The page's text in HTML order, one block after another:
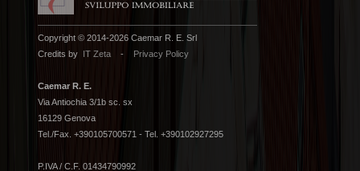
Copyright © 2014-2026 Caemar R. E. Srl
Credits by
IT Zeta- Privacy Policy
Caemar R. E.
Via Antiochia 3/1b sc. sx
16129 Genova
Tel./Fax. +390105700571 - Tel. +390102927295
P.IVA / C.F. 01434790992